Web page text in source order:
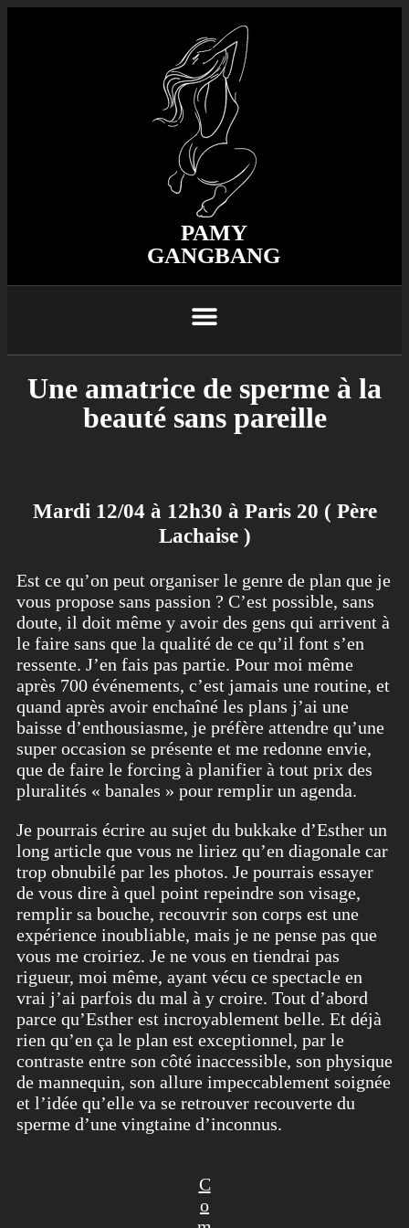
PAMY
GANGBANG
Une amatrice de sperme à la
beauté sans pareille
Mardi 12/04 à 12h30 à Paris 20 ( Père
Lachaise )
Est ce qu’on peut organiser le genre de plan que je
vous propose sans passion ? C’est possible, sans
doute, il doit même y avoir des gens qui arrivent à
le faire sans que la qualité de ce qu’il font s’en
ressente. J’en fais pas partie. Pour moi même
après 700 événements, c’est jamais une routine, et
quand après avoir enchaîné les plans j’ai une
baisse d’enthousiasme, je préfère attendre qu’une
super occasion se présente et me redonne envie,
que de faire le forcing à planifier à tout prix des
pluralités « banales » pour remplir un agenda.
Je pourrais écrire au sujet du bukkake d’Esther un
long article que vous ne liriez qu’en diagonale car
trop obnubilé par les photos. Je pourrais essayer
de vous dire à quel point repeindre son visage,
remplir sa bouche, recouvrir son corps est une
expérience inoubliable, mais je ne pense pas que
vous me croiriez. Je ne vous en tiendrai pas
rigueur, moi même, ayant vécu ce spectacle en
vrai j’ai parfois du mal à y croire. Tout d’abord
parce qu’Esther est incroyablement belle. Et déjà
rien qu’en ça le plan est exceptionnel, par le
contraste entre son côté inaccessible, son physique
de mannequin, son allure impeccablement soignée
et l’idée qu’elle va se retrouver recouverte du
sperme d’une vingtaine d’inconnus.
C
o